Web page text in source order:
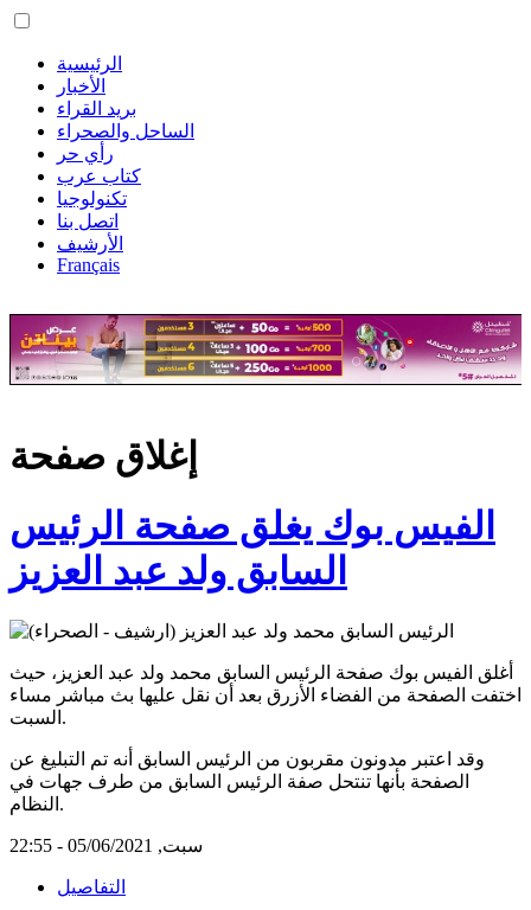
الرئيسية
الأخبار
بريد القراء
الساحل والصحراء
رأي حر
كتاب عرب
تكنولوجيا
اتصل بنا
الأرشيف
Français
إغلاق صفحة
الفيس بوك يغلق صفحة الرئيس
السابق ولد عبد العزيز
أغلق الفيس بوك صفحة الرئيس السابق محمد ولد عبد العزيز، حيث
اختفت الصفحة من الفضاء الأزرق بعد أن نقل عليها بث مباشر مساء
السبت.
وقد اعتبر مدونون مقربون من الرئيس السابق أنه تم التبليغ عن
الصفحة بأنها تنتحل صفة الرئيس السابق من طرف جهات في
النظام.
سبت, 05/06/2021 - 22:55
التفاصيل